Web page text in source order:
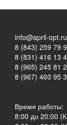
info@april-opt.ru
8 (843) 259 79
8 (831) 416 13
8 (965) 245 81
8 (967) 460 95
Время работы:
8:00 до 20:00